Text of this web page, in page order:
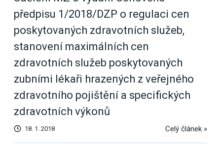
předpisu 1/2018/DZP o regulaci cen
poskytovaných zdravotních služeb,
stanovení maximálních cen
zdravotních služeb poskytovaných
zubními lékaři hrazených z veřejného
zdravotního pojištění a specifických
zdravotních výkonů
18. 1. 2018 Celý článek »